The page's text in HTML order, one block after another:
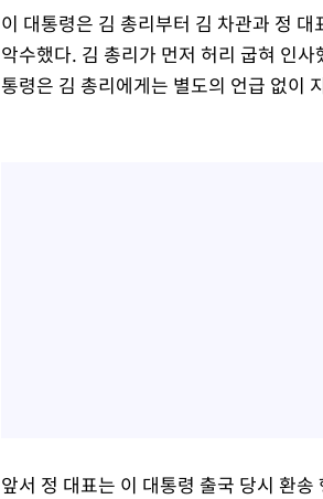
이 대통령은 김 총리부터 김 차관과 정
악수했다. 김 총리가 먼저 허리 굽혀 인
통령은 김 총리에게는 별도의 언급 없이
앞서 정 대표는 이 대통령 출국 당시 환